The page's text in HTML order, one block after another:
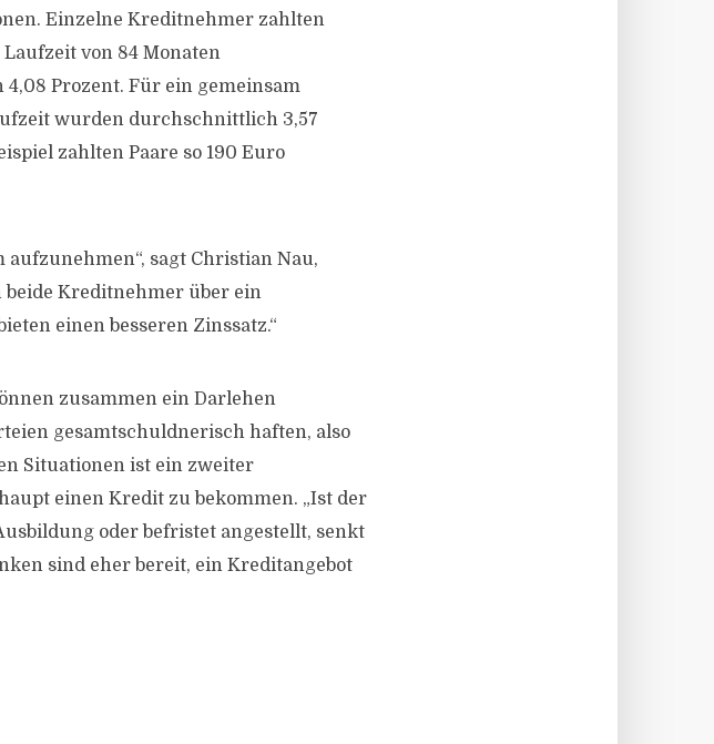
Einzelne Kreditnehmer zahlten
von 84 Monaten
Prozent. Für ein gemeinsam
wurden durchschnittlich 3,57
zahlten Paare so 190 Euro
sagt Christian Nau,
beide Kreditnehmer über ein
einen besseren Zinssatz.“
zusammen ein Darlehen
gesamtschuldnerisch haften, also
Situationen ist ein zweiter
einen Kredit zu bekommen. „Ist der
oder befristet angestellt, senkt
sind eher bereit, ein Kreditangebot